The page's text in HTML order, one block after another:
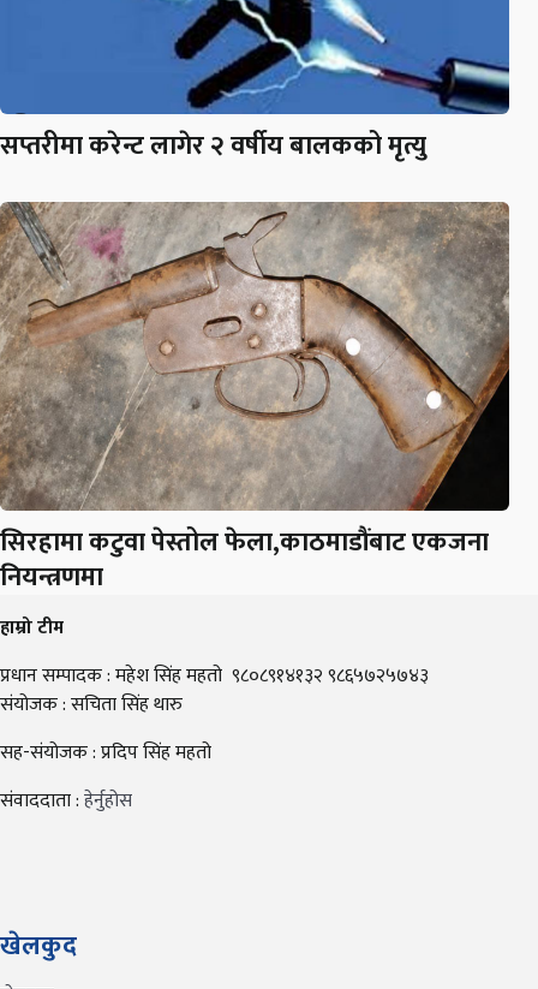
सप्तरीमा करेन्ट लागेर २ वर्षीय बालकको मृत्यु
सिरहामा कटुवा पेस्तोल फेला,काठमाडौंबाट एकजना
नियन्त्रणमा
हाम्रो टीम
प्रधान सम्पादक : महेश सिंह महतो ९८०८९१४१३२ ९८६५७२५७४३
संयोजक : सचिता सिंह थारु
सह-संयोजक : प्रदिप सिंह महतो
संवाददाता :हेर्नुहोस
खेलकुद